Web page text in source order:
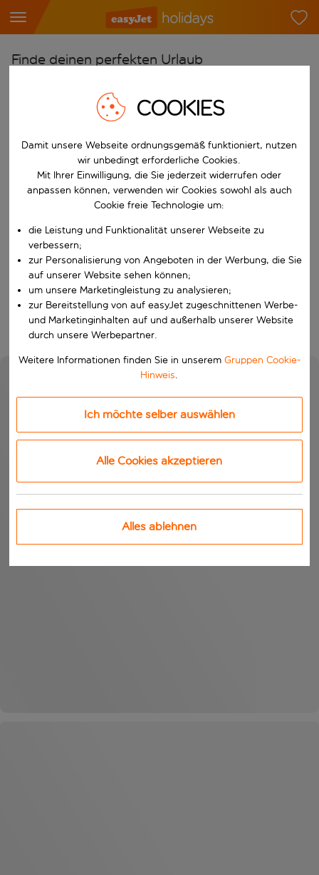
Finde deinen perfekten Urlaub
Flughafen wählen
Beginne mit der Eingabe für die automatische
Reiseziel wählen
Nach
Wähle ein Ab- und Rückflugdatum aus.
Reisezeitraum wählen
Wann
Wer
Suchen
COOKIES
Damit unsere Webseite ordnungsgemäß funktioniert, nutzen
wir unbedingt erforderliche Cookies.
Mit Ihrer Einwilligung, die Sie jederzeit widerrufen oder
anpassen können, verwenden wir Cookies sowohl als auch
Cookie freie Technologie um:
die Leistung und Funktionalität unserer Webseite zu
verbessern;
zur Personalisierung von Angeboten in der Werbung, die Sie
auf unserer Website sehen können;
um unsere Marketingleistung zu analysieren;
zur Bereitstellung von auf easyJet zugeschnittenen Werbe-
und Marketinginhalten auf und außerhalb unserer Website
durch unsere Werbepartner.
Weitere Informationen finden Sie in unserem Gruppen Cookie-
Hinweis.
Ich möchte selber auswählen
Alle Cookies akzeptieren
Alles ablehnen